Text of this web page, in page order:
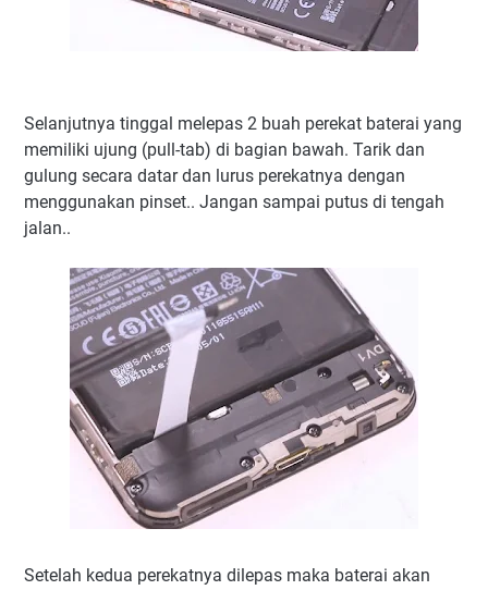
Selanjutnya tinggal melepas 2 buah perekat baterai yang
memiliki ujung (pull-tab) di bagian bawah. Tarik dan
gulung secara datar dan lurus perekatnya dengan
menggunakan pinset.. Jangan sampai putus di tengah
jalan..
Setelah kedua perekatnya dilepas maka baterai akan